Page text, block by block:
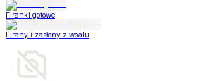
Firanki gotowe
Firany i zasłony z woalu